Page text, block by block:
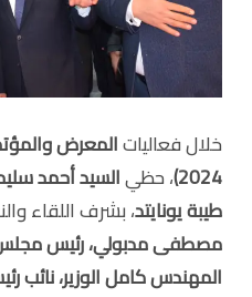
خلال فعاليات
2024)، حظيالسيد أحمد
طيبة يونايتد، بشرف اللقاء
مصطفى مدبولي، رئيس مجلس
المهندس كامل الوزير، نائب